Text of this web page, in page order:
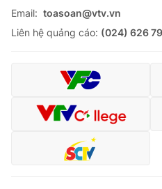
Phim VTV
Giải trí
Đời sống
Làm đẹp
Chất lượng cuộc sống
Giáo dục
Học trực tuyến
Công nghệ
Email: toasoan@vtv.vn
Liên hệ quảng cáo: (024) 626